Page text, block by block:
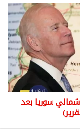
سوريا بعد